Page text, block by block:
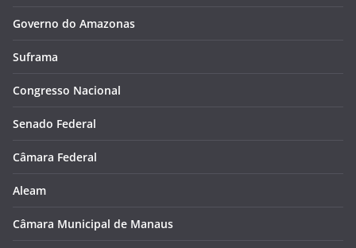
Governo do Amazonas
Suframa
Congresso Nacional
Senado Federal
Câmara Federal
Aleam
Câmara Municipal de Manaus